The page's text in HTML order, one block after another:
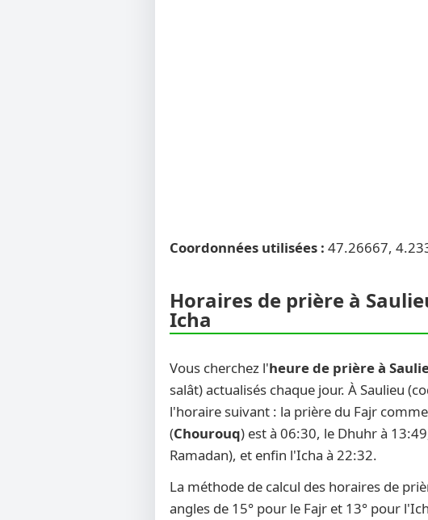
Coordonnées utilisées : 47.26667,
Horaires de prière à
Icha
Vous cherchez l'heure de prière à
salât) actualisés chaque jour. À Saulieu
l'horaire suivant : la prière du Fajr
(Chourouq) est à 06:30, le Dhuhr à
Ramadan), et enfin l'Icha à 22:32.
La méthode de calcul des horaires de
angles de 15° pour le Fajr et 13° pour